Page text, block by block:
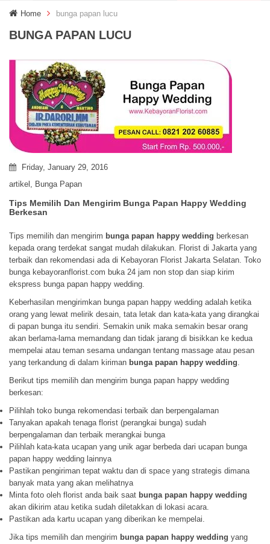
g
v
i
g
i
n
Home bunga papan lucu
BUNGA PAPAN LUCU
Friday, January 29, 2016
artikel , Bunga Papan
Tips Memilih Dan Mengirim Bunga Papan Happy Wedding
Berkesan
Tips memilih dan mengirim bunga papan happy wedding berkesan
kepada orang terdekat sangat mudah dilakukan. Florist di Jakarta yang
terbaik dan rekomendasi ada di Kebayoran Florist Jakarta Selatan. Toko
bunga kebayoranflorist.com buka 24 jam non stop dan siap kirim
ekspress bunga papan happy wedding.
Keberhasilan mengirimkan bunga papan happy wedding adalah ketika
orang yang lewat melirik desain, tata letak dan kata-kata yang dirangkai
di papan bunga itu sendiri. Semakin unik maka semakin besar orang
akan berlama-lama memandang dan tidak jarang di bisikkan ke kedua
mempelai atau teman sesama undangan tentang massage atau pesan
yang terkandung di dalam kiriman bunga papan happy wedding.
Berikut tips memilih dan mengirim bunga papan happy wedding
berkesan:
Pilihlah toko bunga rekomendasi terbaik dan berpengalaman
Tanyakan apakah tenaga florist (perangkai bunga) sudah
berpengalaman dan terbaik merangkai bunga
Pilihlah kata-kata ucapan yang unik agar berbeda dari ucapan bunga
papan happy wedding lainnya
Pastikan pengiriman tepat waktu dan di space yang strategis dimana
banyak mata yang akan melihatnya
Minta foto oleh florist anda baik saat bunga papan happy wedding
akan dikirim atau ketika sudah diletakkan di lokasi acara.
Pastikan ada kartu ucapan yang diberikan ke mempelai.
Jika tips memilih dan mengirim bunga papan happy wedding yang